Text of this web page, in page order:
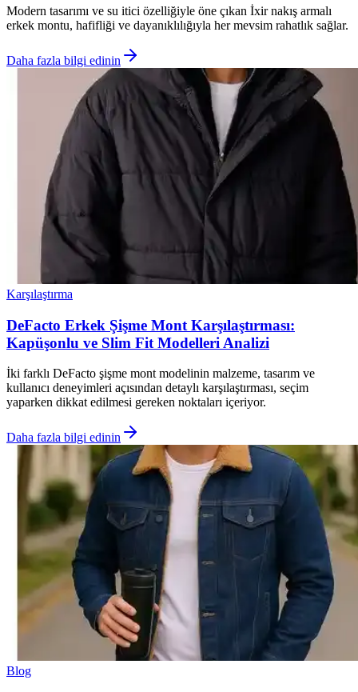
Modern tasarımı ve su itici özelliğiyle öne çıkan İxir nakış armalı
erkek montu, hafifliği ve dayanıklılığıyla her mevsim rahatlık sağlar.
Daha fazla bilgi edinin
Karşılaştırma
DeFacto Erkek Şişme Mont Karşılaştırması:
Kapüşonlu ve Slim Fit Modelleri Analizi
İki farklı DeFacto şişme mont modelinin malzeme, tasarım ve
kullanıcı deneyimleri açısından detaylı karşılaştırması, seçim
yaparken dikkat edilmesi gereken noktaları içeriyor.
Daha fazla bilgi edinin
Blog